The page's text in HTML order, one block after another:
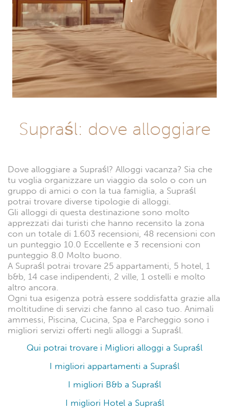
Supraśl: dove alloggiare
Dove alloggiare a Supraśl? Alloggi vacanza? Sia che
tu voglia organizzare un viaggio da solo o con un
gruppo di amici o con la tua famiglia, a Supraśl
potrai trovare diverse tipologie di alloggi.
Gli alloggi di questa destinazione sono molto
apprezzati dai turisti che hanno recensito la zona
con un totale di 1.603 recensioni, 48 recensioni con
un punteggio 10.0 Eccellente e 3 recensioni con
punteggio 8.0 Molto buono.
A Supraśl potrai trovare 25 appartamenti, 5 hotel, 1
b&b, 14 case indipendenti, 2 ville, 1 ostelli e molto
altro ancora.
Ogni tua esigenza potrà essere soddisfatta grazie alla
moltitudine di servizi che fanno al caso tuo. Animali
ammessi, Piscina, Cucina, Spa e Parcheggio sono i
migliori servizi offerti negli alloggi a Supraśl.
Qui potrai trovare i Migliori alloggi a Supraśl
I migliori appartamenti a Supraśl
I migliori B&b a Supraśl
I migliori Hotel a Supraśl